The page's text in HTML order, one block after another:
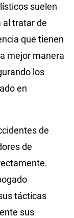
suelen
al tratar de
que tienen
mejor manera
los
en
de
de
tácticas
sus